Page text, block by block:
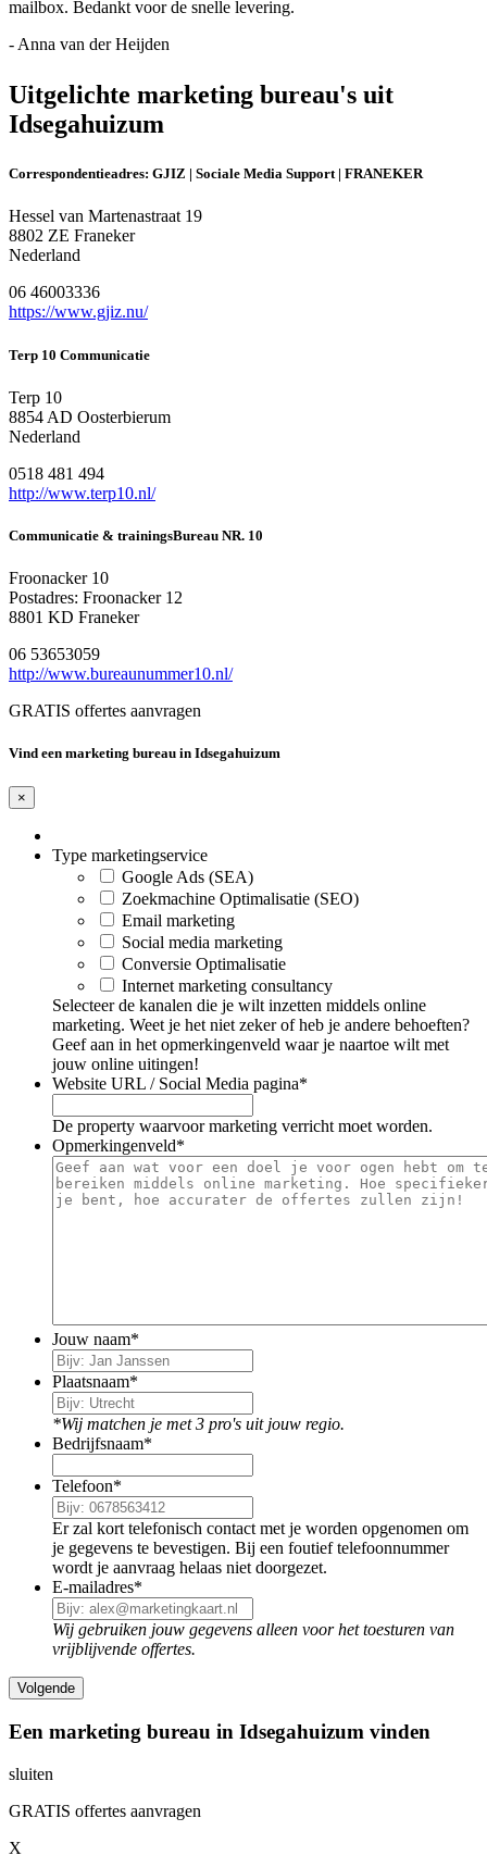
mailbox. Bedankt voor de snelle levering.
- Anna van der Heijden
Uitgelichte marketing bureau's uit
Idsegahuizum
Correspondentieadres: GJIZ | Sociale Media Support | FRANEKER
Hessel van Martenastraat 19
8802 ZE Franeker
Nederland
06 46003336
https://www.gjiz.nu/
Terp 10 Communicatie
Terp 10
8854 AD Oosterbierum
Nederland
0518 481 494
http://www.terp10.nl/
Communicatie & trainingsBureau NR. 10
Froonacker 10
Postadres: Froonacker 12
8801 KD Franeker
06 53653059
http://www.bureaunummer10.nl/
GRATIS offertes aanvragen
Vind een marketing bureau in Idsegahuizum
×
Type marketingservice
Google Ads (SEA)
Zoekmachine Optimalisatie (SEO)
Email marketing
Social media marketing
Conversie Optimalisatie
Internet marketing consultancy
Selecteer de kanalen die je wilt inzetten middels online
marketing. Weet je het niet zeker of heb je andere behoeften?
Geef aan in het opmerkingenveld waar je naartoe wilt met
jouw online uitingen!
Website URL / Social Media pagina*
De property waarvoor marketing verricht moet worden.
Opmerkingenveld*
Jouw naam*
Plaatsnaam*
*Wij matchen je met 3 pro's uit jouw regio.
Bedrijfsnaam*
Telefoon*
Er zal kort telefonisch contact met je worden opgenomen om
je gegevens te bevestigen. Bij een foutief telefoonnummer
wordt je aanvraag helaas niet doorgezet.
E-mailadres*
Wij gebruiken jouw gegevens alleen voor het toesturen van
vrijblijvende offertes.
Een marketing bureau in Idsegahuizum vinden
sluiten
GRATIS offertes aanvragen
X